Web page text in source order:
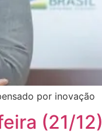
por inovação
(21/12)